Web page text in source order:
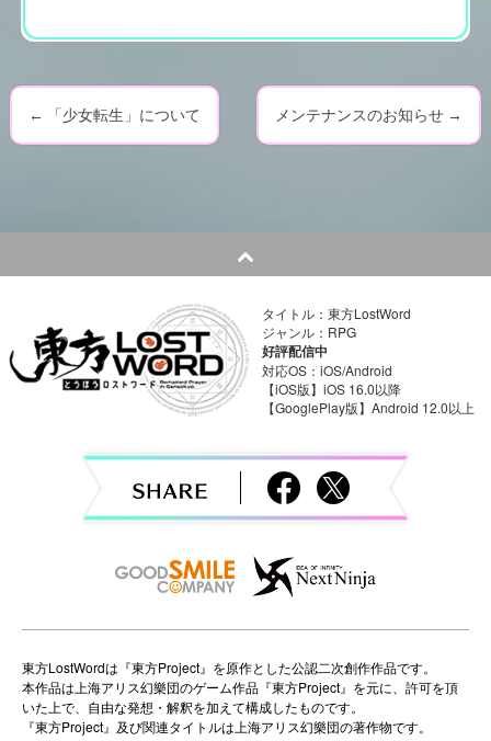
P
s
t
a
o
n
← 「少女転生」について メンテナンスのお知らせ →
タイトル：東方LostWord
ジャンル：RPG
好評配信中
対応OS：iOS/Android
【iOS版】iOS 16.0以降
【GooglePlay版】Android 12.0以上
東方LostWordは『東方Project』を原作とした公認二次創作作品です。
本作品は上海アリス幻樂団のゲーム作品『東方Project』を元に、許可を頂
いた上で、自由な発想・解釈を加えて構成したものです。
『東方Project』及び関連タイトルは上海アリス幻樂団の著作物です。